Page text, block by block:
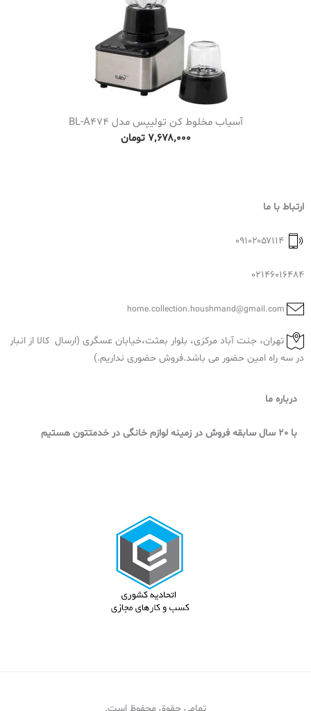
آسیاب مخلوط کن تولیپس مدل BL-A474
۷٬۶۷۸٬۰۰۰ تومان
ارتباط با ما
02146016484
تهران، جنت آباد مرکزی، بلوار بعثت،خیابان عسگری (ارسال کالا از انبار
در سه راه امین حضور می باشد.فروش حضوری نداریم.)
درباره ما
با 20 سال سابقه فروش در زمینه لوازم خانگی در خدمتتون هستیم